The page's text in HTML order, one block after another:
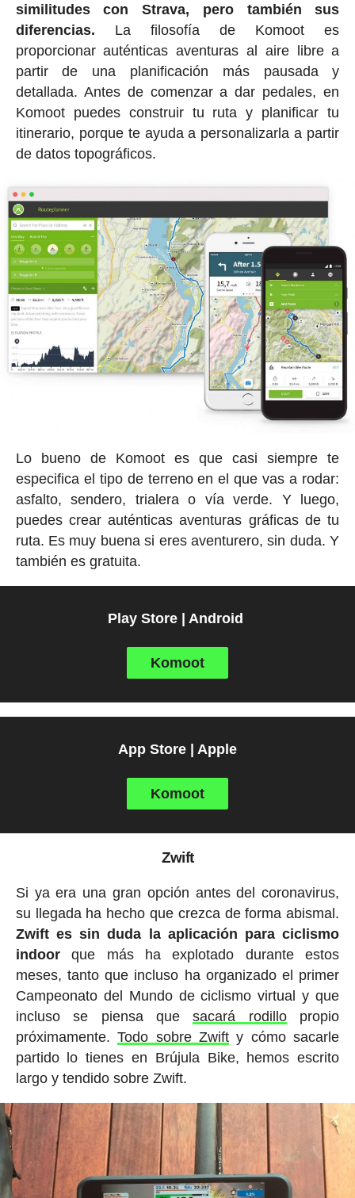
similitudes con Strava, pero también sus
diferencias. La filosofía de Komoot es
proporcionar auténticas aventuras al aire libre a
partir de una planificación más pausada y
detallada. Antes de comenzar a dar pedales, en
Komoot puedes construir tu ruta y planificar tu
itinerario, porque te ayuda a personalizarla a partir
de datos topográficos.
Lo bueno de Komoot es que casi siempre te
especifica el tipo de terreno en el que vas a rodar:
asfalto, sendero, trialera o vía verde. Y luego,
puedes crear auténticas aventuras gráficas de tu
ruta. Es muy buena si eres aventurero, sin duda. Y
también es gratuita.
Play Store | Android
Komoot
App Store | Apple
Komoot
Zwift
Si ya era una gran opción antes del coronavirus,
su llegada ha hecho que crezca de forma abismal.
Zwift es sin duda la aplicación para ciclismo
indoorque más ha explotado durante estos
meses, tanto que incluso ha organizado el primer
Campeonato del Mundo de ciclismo virtual y que
incluso se piensa quesacará rodillopropio
próximamente.Todo sobre Zwift y cómo sacarle
partido lo tienes en Brújula Bike, hemos escrito
largo y tendido sobre Zwift.